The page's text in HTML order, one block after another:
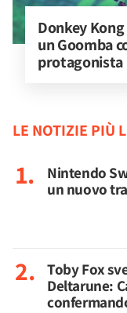
Donkey
un Goomba
protagonista
LE NOTIZIE PIÙ
Nintendo
un nuovo
Toby Fox
Deltarune: